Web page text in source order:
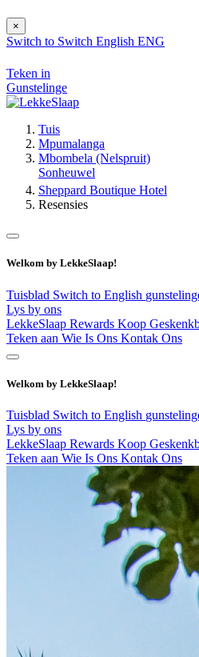
×
Switch to Switch English ENG
Teken in
Gunstelinge
Tuis
Mpumalanga
Mbombela (Nelspruit)
Sonheuwel
Sheppard Boutique Hotel
Resensies
Welkom by LekkeSlaap!
Tuisblad Switch to English
Lys by ons
LekkeSlaap Rewards Koop
Teken aan Wie Is Ons Kontak Ons
Welkom by LekkeSlaap!
Tuisblad Switch to English
Lys by ons
LekkeSlaap Rewards Koop
Teken aan Wie Is Ons Kontak Ons